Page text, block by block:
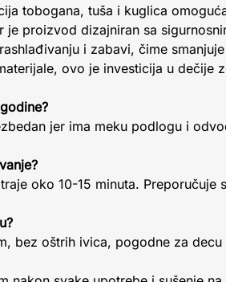
tobogana, tuša i kuglica
proizvod dizajniran sa
i zabavi, čime
ovo je investicija u dečije
jer ima meku podlogu i
oko 10-15 minuta. Preporučuje
bez oštrih ivica, pogodne za